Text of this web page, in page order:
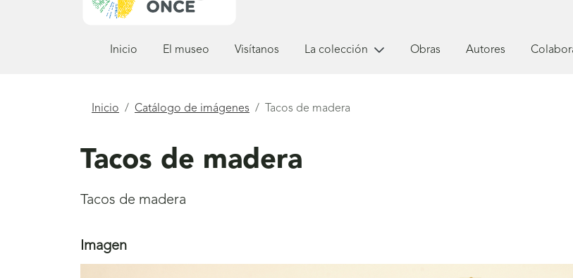
Inicio El museo Visítanos La colección Obras Autores
Está
Inicio Catálogo de imágenes Tacos de madera
Tacos de madera
Tacos de madera
Imagen